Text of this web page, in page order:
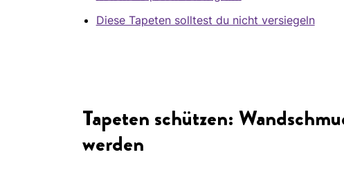
Diese Tapeten solltest du nicht versiegeln
Tapeten schützen:
werden